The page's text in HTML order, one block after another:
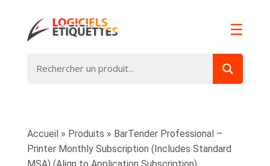
☰
Accueil » Produits » BarTender Professional –
Printer Monthly Subscription (Includes Standard